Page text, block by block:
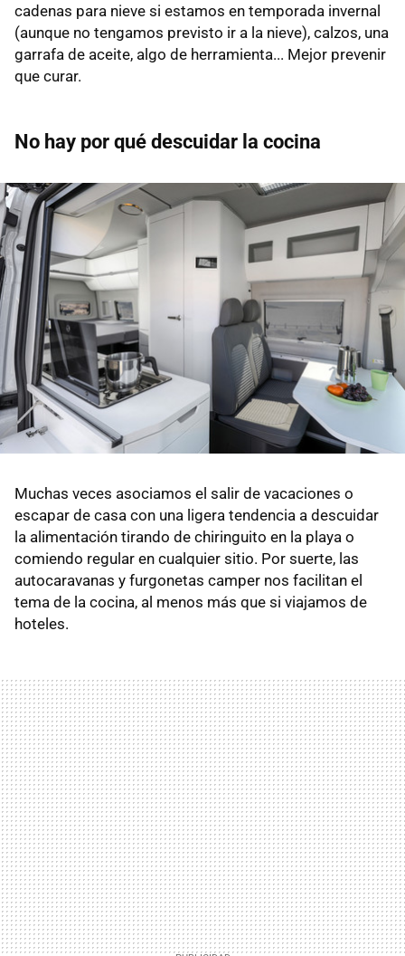
cadenas para nieve si estamos en temporada invernal
(aunque no tengamos previsto ir a la nieve), calzos, una
garrafa de aceite, algo de herramienta... Mejor prevenir
que curar.
No hay por qué descuidar la cocina
Muchas veces asociamos el salir de vacaciones o
escapar de casa con una ligera tendencia a descuidar
la alimentación tirando de chiringuito en la playa o
comiendo regular en cualquier sitio. Por suerte, las
autocaravanas y furgonetas camper nos facilitan el
tema de la cocina, al menos más que si viajamos de
hoteles.